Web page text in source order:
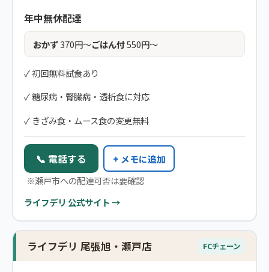
年中無休配達
おかず370円〜ごはん付550円〜
✓ 初回無料試食あり
✓ 糖尿病・腎臓病・透析食に対応
✓ きざみ食・ムース食の変更無料
📞 電話する
+ メモに追加
※瀬戸市への配達可否は要確認
ライフデリ 公式サイト →
ライフデリ 尾張旭・瀬戸店 FCチェーン